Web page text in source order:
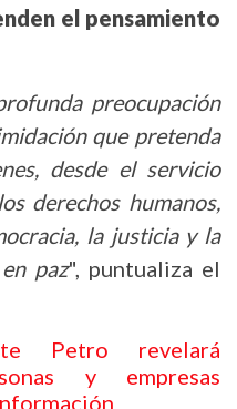
el pensamiento
preocupación
que pretenda
desde el servicio
derechos humanos,
la justicia y la
paz", puntualiza el
Petro revelará
y empresas